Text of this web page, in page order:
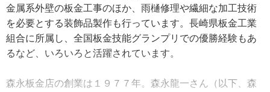
金属系外壁の板金工事のほか、雨樋修理や繊細な加工技術
を必要とする装飾品製作も行っています。長崎県板金工業
組合に所属し、全国板金技能グランプリでの優勝経験もあ
るなど、いろいろと活躍されています。
森永板金店の創業は１９７７年。森永龍一さん（以下、森